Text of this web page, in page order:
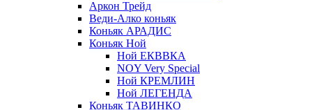
Аркон Трейд
Веди-Алко коньяк
Коньяк АРАДИС
Коньяк Ной
Ной ЕКВВКА
NOY Very Special
Ной КРЕМЛИН
Ной ЛЕГЕНДА
Коньяк ТАВИНКО